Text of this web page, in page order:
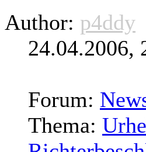
Author: p4ddy
24.04.2006,
Forum:
Thema: